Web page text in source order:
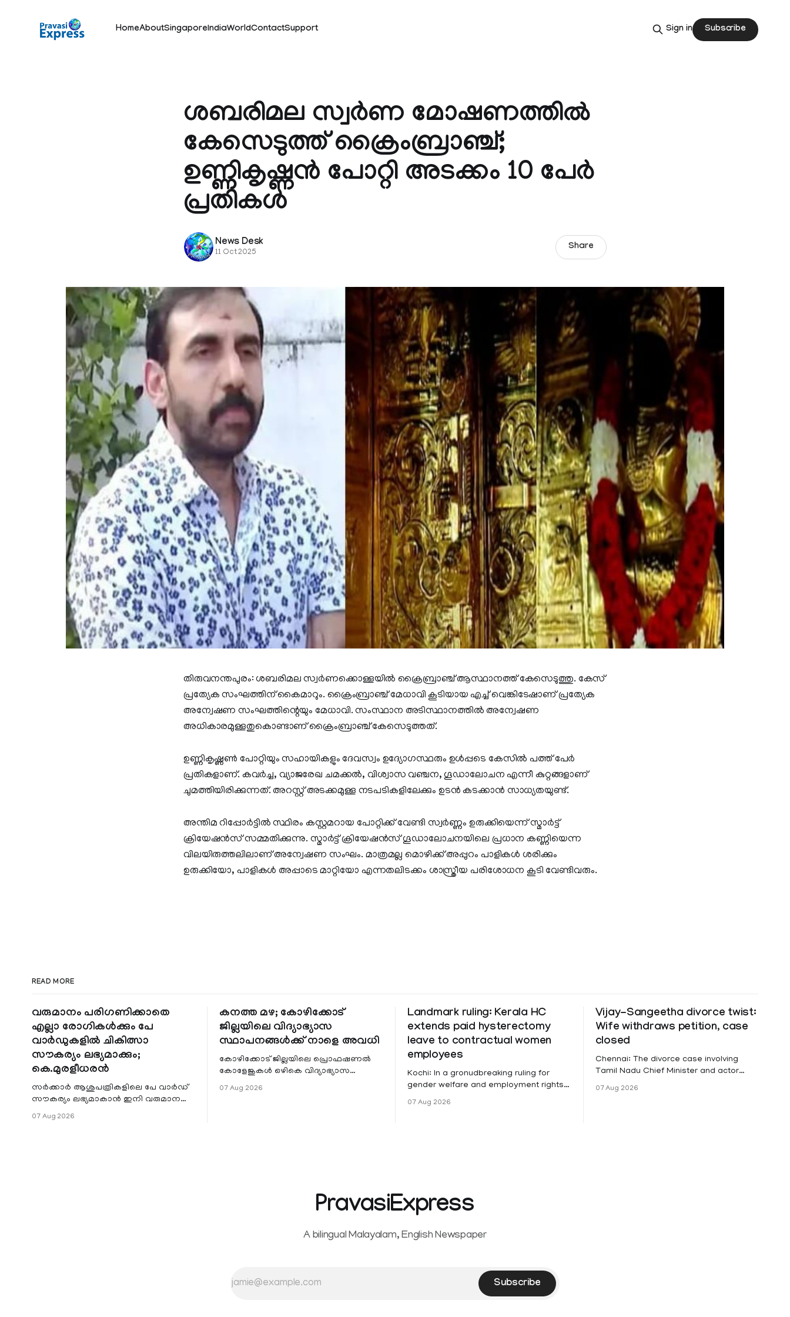
HomeAboutSingaporeIndiaWorldContactSupport Sign in Subscribe
ശബരിമല സ്വർണ മോഷണത്തിൽ
കേസെടുത്ത് ക്രൈംബ്രാഞ്ച്;
ഉണ്ണികൃഷ്ണൻ പോറ്റി അടക്കം 10 പേർ
പ്രതികൾ
News Desk
11 Oct 2025
Share
തിരുവനന്തപുരം: ശബരിമല സ്വർണക്കൊള്ളയിൽ ക്രൈബ്രാഞ്ച് ആസ്ഥാനത്ത് കേസെടുത്തു. കേസ്
പ്രത്യേക സംഘത്തിന് കൈമാറും. ക്രൈംബ്രാഞ്ച് മേധാവി കൂടിയായ എച്ച് വെങ്കിടേഷാണ് പ്രത്യേക
അന്വേഷണ സംഘത്തിന്റെയും മേധാവി. സംസ്ഥാന അടിസ്ഥാനത്തിൽ അന്വേഷണ
അധികാരമുള്ളതുകൊണ്ടാണ് ക്രൈംബ്രാഞ്ച് കേസെടുത്തത്.
ഉണ്ണികൃഷ്ണൺ പോറ്റിയും സഹായികളും ദേവസ്വം ഉദ്യോഗസ്ഥരും ഉൾപ്പടെ കേസിൽ പത്ത് പേര്‍
പ്രതികളാണ്. കവർച്ച, വ്യാജരേഖ ചമക്കൽ, വിശ്വാസ വഞ്ചന, ഗൂഡാലോചന എന്നീ കുറ്റങ്ങളാണ്
ചുമത്തിയിരിക്കുന്നത്. അറസ്റ്റ് അടക്കമുള്ള നടപടികളിലേക്കും ഉടൻ കടക്കാൻ സാധ്യതയുണ്ട്.
അന്തിമ റിപ്പോർട്ടിൽ സ്ഥിരം കസ്റ്റമറായ പോറ്റിക്ക് വേണ്ടി സ്വർണ്ണം ഉരുക്കിയെന്ന് സ്മാർട്ട്
ക്രിയേഷൻസ് സമ്മതിക്കുന്നു. സ്മാർട്ട് ക്രിയേഷൻസ് ഗൂഡാലോചനയിലെ പ്രധാന കണ്ണിയെന്ന
വിലയിരുത്തലിലാണ് അന്വേഷണ സംഘം. മാത്രമല്ല മൊഴിക്ക് അപ്പുറം പാളികൾ ശരിക്കും
ഉരുക്കിയോ, പാളികൾ അപ്പാടെ മാറ്റിയോ എന്നതലിടക്കം ശാസ്ത്രീയ പരിശോധന കൂടി വേണ്ടിവരും.
READ MORE
വരുമാനം പരിഗണിക്കാതെ
എല്ലാ രോഗികൾക്കും പേ
വാർഡുകളിൽ ചികിത്സാ
സൗകര്യം ലഭ്യമാക്കും;
കെ.മുരളീധരൻ
സർക്കാർ ആശുപത്രികളിലെ പേ വാർഡ്
സൗകര്യം ലഭ്യമാകാൻ ഇനി വരുമാന
വരുമാനം പരിഗണിക്കാതെ എല്ലാ
07 Aug 2026
കനത്ത മഴ; കോഴിക്കോട്
ജില്ലയിലെ വിദ്യാഭ്യാസ
സ്ഥാപനങ്ങൾക്ക് നാളെ അവധി
കോഴിക്കോട് ജില്ലയിലെ പ്രൊഫഷണൽ
കോളേജുകൾ ഒഴികെ വിദ്യാഭ്യാസ
ജില്ലയിലെ മലയോര- തീരദേശ
07 Aug 2026
Landmark ruling: Kerala HC
extends paid hysterectomy
leave to contractual women
employees
Kochi: In a gronudbreaking ruling for
gender welfare and employment rights,
female contractual staff employed in
07 Aug 2026
Vijay-Sangeetha divorce twist:
Wife withdraws petition, case
closed
Chennai: The divorce case involving
Tamil Nadu Chief Minister and actor
Sowrnalingam has taken a new turn
07 Aug 2026
PravasiExpress
A bilingual Malayalam, English Newspaper
Subscribe